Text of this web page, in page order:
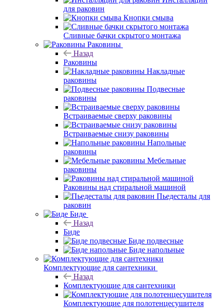
для раковин
Кнопки смыва
Сливные бачки скрытого монтажа
Раковины
Назад
Раковины
Накладные
раковины
Подвесные
раковины
Встраиваемые сверху раковины
Встраиваемые снизу раковины
Напольные
раковины
Мебельные
раковины
Раковины над стиральной машиной
Пьедесталы для
раковин
Биде
Назад
Биде
Биде подвесные
Биде напольные
Комплектующие для сантехники
Назад
Комплектующие для сантехники
Комплектующие для полотенцесушителя